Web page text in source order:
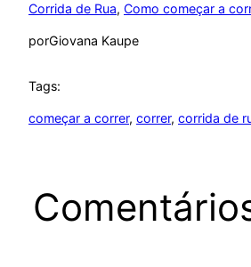
Corrida de Rua, Como começar a
porGiovana Kaupe
Tags:
começar a correr, correr, corrida de